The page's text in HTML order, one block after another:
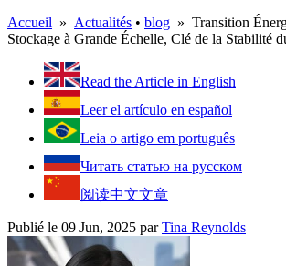
Accueil » Actualités • blog » Transition
Stockage à Grande Échelle, Clé de la Stabilité
Read the Article in English
Leer el artículo en español
Leia o artigo em português
Читать статью на русском
阅读中文文章
Publié le 09 Jun, 2025 parTina Reynolds